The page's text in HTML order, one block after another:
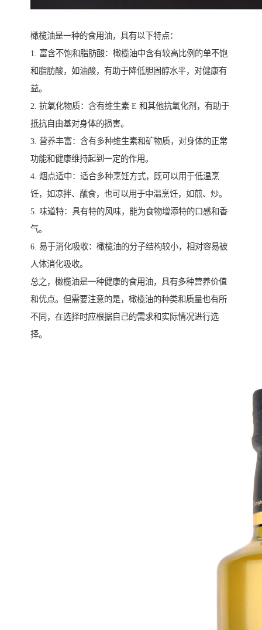
橄榄油是一种的食用油，具有以下特点：
1. 富含不饱和脂肪酸：橄榄油中含有较高比例的单不饱
和脂肪酸，如油酸，有助于降低胆固醇水平，对健康有
益。
2. 抗氧化物质：含有维生素 E 和其他抗氧化剂，有助于
抵抗自由基对身体的损害。
3. 营养丰富：含有多种维生素和矿物质，对身体的正常
功能和健康维持起到一定的作用。
4. 烟点适中：适合多种烹饪方式，既可以用于低温烹
饪，如凉拌、蘸食，也可以用于中温烹饪，如煎、炒。
5. 味道特：具有特的风味，能为食物增添特的口感和香
气。
6. 易于消化吸收：橄榄油的分子结构较小，相对容易被
人体消化吸收。
总之，橄榄油是一种健康的食用油，具有多种营养价值
和优点。但需要注意的是，橄榄油的种类和质量也有所
不同，在选择时应根据自己的需求和实际情况进行选
择。